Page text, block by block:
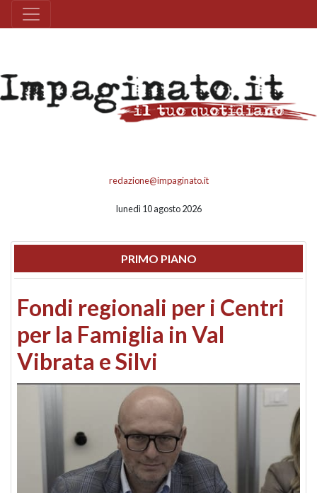
redazione@impaginato.it
lunedì 10 agosto 2026
PRIMO PIANO
Fondi regionali per i Centri
per la Famiglia in Val
Vibrata e Silvi